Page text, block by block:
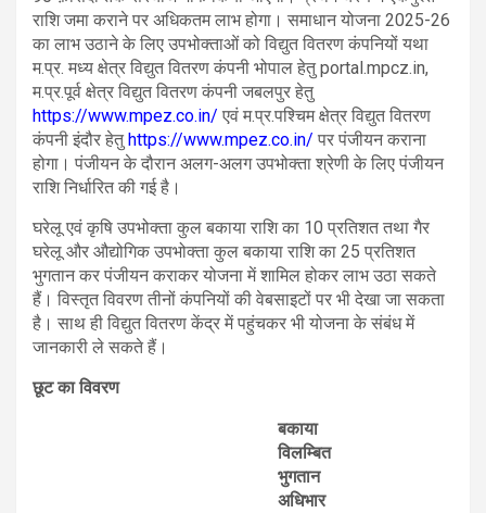
राशि जमा कराने पर अधिकतम लाभ होगा। समाधान योजना 2025-26
का लाभ उठाने के लिए उपभोक्ताओं को विद्युत वितरण कंपनियों यथा
म.प्र. मध्य क्षेत्र विद्युत वितरण कंपनी भोपाल हेतु portal.mpcz.in,
म.प्र.पूर्व क्षेत्र विद्युत वितरण कंपनी जबलपुर हेतु
https://www.mpez.co.in/ एवं म.प्र.पश्चिम क्षेत्र विद्युत वितरण
कंपनी इंदौर हेतु https://www.mpez.co.in/ पर पंजीयन कराना
होगा। पंजीयन के दौरान अलग-अलग उपभोक्ता श्रेणी के लिए पंजीयन
राशि निर्धारित की गई है।
घरेलू एवं कृषि उपभोक्ता कुल बकाया राशि का 10 प्रतिशत तथा गैर
घरेलू और औद्योगिक उपभोक्ता कुल बकाया राशि का 25 प्रतिशत
भुगतान कर पंजीयन कराकर योजना में शामिल होकर लाभ उठा सकते
हैं। विस्तृत विवरण तीनों कंपनियों की वेबसाइटों पर भी देखा जा सकता
है। साथ ही विद्युत वितरण केंद्र में पहुंचकर भी योजना के संबंध में
जानकारी ले सकते हैं।
छूट का विवरण
बकाया
विलम्बित
भुगतान
अधिभार